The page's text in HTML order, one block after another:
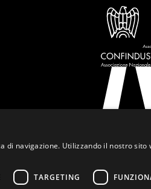
Cookie
navigazione. Utilizzando il nostro sito
TARGETING